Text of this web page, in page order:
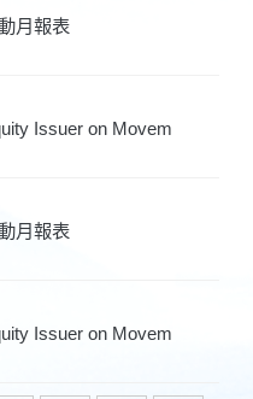
月報表
Issuer on Movem
月報表
Issuer on Movem